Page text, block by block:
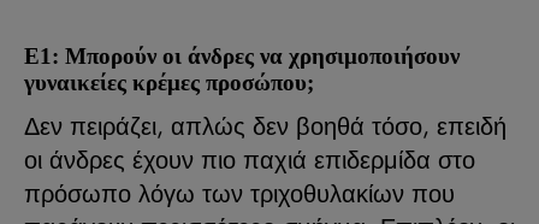
Ε1: Μπορούν οι άνδρες να χρησιμοποιήσουν
γυναικείες κρέμες προσώπου;
Δεν πειράζει, απλώς δεν βοηθά τόσο, επειδή
οι άνδρες έχουν πιο παχιά επιδερμίδα στο
πρόσωπο λόγω των τριχοθυλακίων που